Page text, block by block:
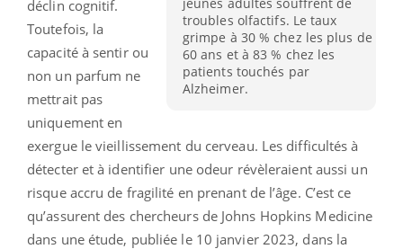
troubles olfactifs. Le taux
grimpe à 30 % chez les plus de
60 ans et à 83 % chez les
patients touchés par
Alzheimer.
déclin cognitif.
Toutefois, la
capacité à sentir ou
non un parfum ne
mettrait pas
uniquement en
exergue le vieillissement du cerveau. Les difficultés à
détecter et à identifier une odeur révèleraient aussi un
risque accru de fragilité en prenant de l’âge. C’est ce
qu’assurent des chercheurs de Johns Hopkins Medicine
dans une étude, publiée le 10 janvier 2023, dans la